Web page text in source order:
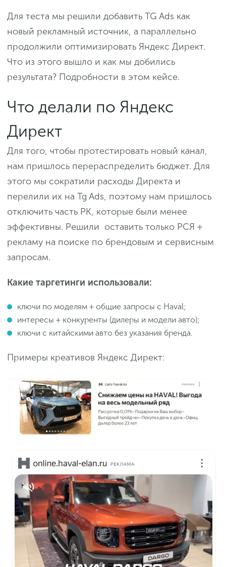
Для теста мы решили добавить TG Ads как
новый рекламный источник, а параллельно
продолжили оптимизировать Яндекс Директ.
Что из этого вышло и как мы добились
результата? Подробности в этом кейсе.
Что делали по Яндекс
Директ
Для того, чтобы протестировать новый канал,
нам пришлось перераспределить бюджет. Для
этого мы сократили расходы Директа и
перелили их на Tg Ads, поэтому нам пришлось
отключить часть РК, которые были менее
эффективны. Решили оставить только РСЯ +
рекламу на поиске по брендовым и сервисным
запросам.
Какие таргетинги использовали:
ключи по моделям + общие запросы с Haval;
интересы + конкуренты (дилеры и модели авто);
ключи с китайскими авто без указания бренда.
Примеры креативов Яндекс Директ: